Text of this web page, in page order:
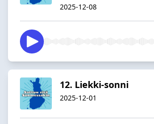
2025-12-08
12. Liekki-sonni
2025-12-01